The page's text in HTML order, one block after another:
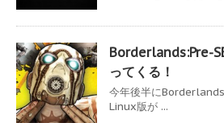
Borderlands:Pre-
ってくる！
今年後半に
Linux版が ...